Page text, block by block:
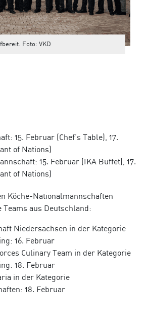
Foto: VKD
15. Februar (Chef’s Table), 17.
of Nations)
15. Februar (IKA Buffet), 17.
of Nations)
Köche-Nationalmannschaften
Teams aus Deutschland:
Niedersachsen in der Kategorie
16. Februar
Culinary Team in der Kategorie
18. Februar
in der Kategorie
18. Februar